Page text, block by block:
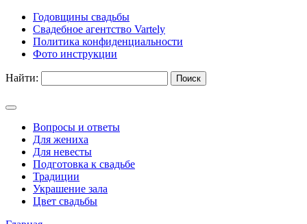
Годовщины свадьбы
Свадебное агентство Vartely
Политика конфиденциальности
Фото инструкции
Найти:
Вопросы и ответы
Для жениха
Для невесты
Подготовка к свадьбе
Традиции
Украшение зала
Цвет свадьбы